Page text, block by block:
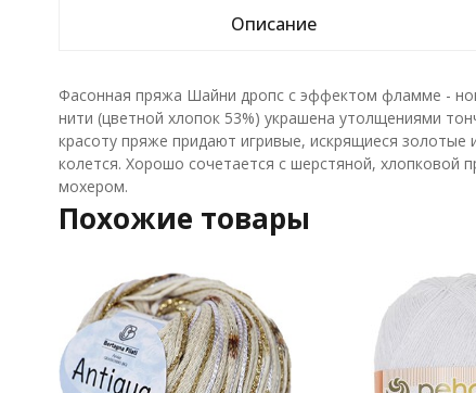
Описание
Фасонная пряжа Шайни дропс с эффектом фламме -
нити (цветной хлопок 53%) украшена утолщениями
красоту пряже придают игривые, искрящиеся
колется. Хорошо сочетается с шерстяной,
мохером.
Похожие товары